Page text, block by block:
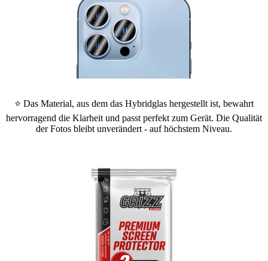
⭐ Das Material, aus dem das Hybridglas hergestellt ist, bewahrt
hervorragend die Klarheit und passt perfekt zum Gerät. Die Qualität
der Fotos bleibt unverändert - auf höchstem Niveau.